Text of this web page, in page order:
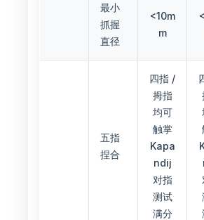
最小
抓握
直径
<10m
m
五指
捏合
四指 /
拇指
均可
触掌
Kapa
ndij
对指
测试
满分